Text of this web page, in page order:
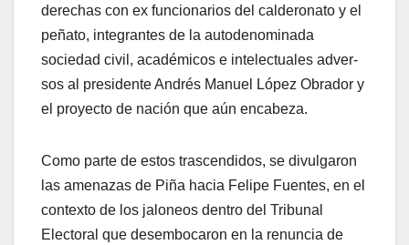
derechas con ex funcionarios del calderonato y el
peñato, integrantes de la autodenominada
sociedad civil, académicos e intelectuales adver-
sos al presidente Andrés Manuel López Obrador y
el proyecto de nación que aún encabeza.
Como parte de estos trascendidos, se divulgaron
las amenazas de Piña hacia Felipe Fuentes, en el
contexto de los jaloneos dentro del Tribunal
Electoral que desembocaron en la renuncia de